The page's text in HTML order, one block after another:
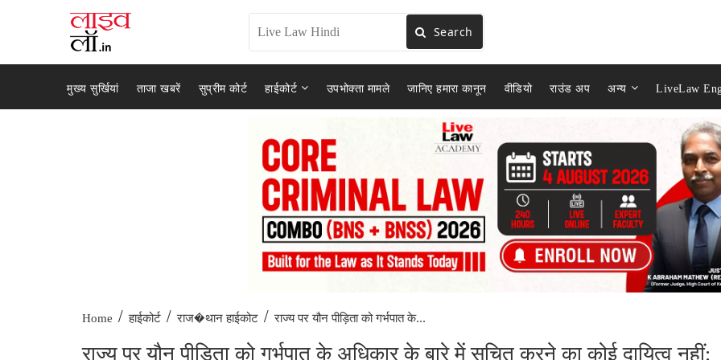
Search
मुख्य सुर्खियां ताजा खबरें सुप्रीम कोर्ट हाईकोर्ट उपभोक्ता मामले जानिए हमारा कानून वीडियो राउंड अप अन्य LiveLaw
Home / हाईकोर्ट / राज�थान हाईकोट / राज्य पर यौन पीड़िता को गर्भपात के...
राज्य पर यौन पीड़िता को गर्भपात के अधिकार के बारे में सूचित करने का कोई दायित्व नहीं: